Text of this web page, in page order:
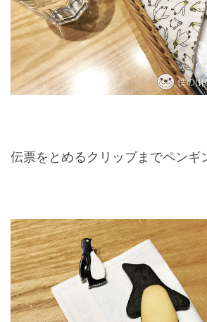
伝票をとめるクリップまでペンギ